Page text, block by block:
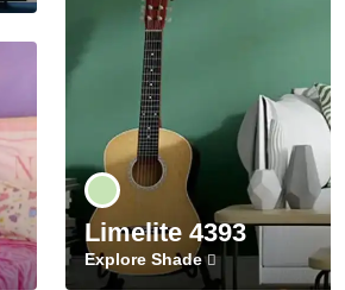
Limelite 4393
Explore Shade